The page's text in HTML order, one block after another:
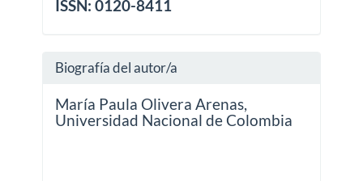
ISSN: 0120-8411
Biografía del autor/a
María Paula Olivera Arenas,
Universidad Nacional de Colombia